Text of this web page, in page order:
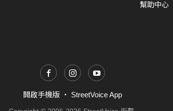
幫助中心
開啟手機版 ・ StreetVoice App